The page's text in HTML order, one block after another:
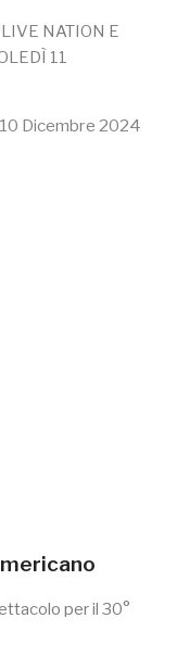
NATION E
11
10 Dicembre 2024
per il 30°